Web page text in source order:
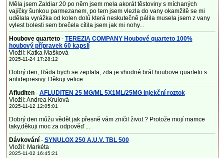
Měla jsem Zaldiar 20 po něm jsem mela akorát těstoviny s míchaných
vajíčky šunkou parmezanem, po tem jsem vlezla do vany okamžitě se mi
udělala vyrážka od kolen dolů která neskutečně pálila musela jsem z vany
vylest bolesti sem brečela cítila jsem jak mi nohy...
Houbove quarteto- TEREZIA COMPANY Houbové quarteto 100%
houbový přípravek 60 kapslí
Vložil: Katka Mašková
2025-11-24 17:28:12
Dobrý den, Ráda bych se zeptala, zda je vhodné brát houbove quarteto s
antidepresivy. Děkuji velice ...
Afluditen- AFLUDITEN 25 MG/ML 5X1ML/25MG Injekční roztok
Vložil: Andrea Krulová
2025-11-12 12:05:01
Dobrý den můžu vědět jak přesně vám zničil život ? Protože mojí mamce
taky,děkuji moc za odpověď ...
Dávkování - SYNULOX 250 A.U.V. TBL 500
Vložil: Markéta
2025-11-02 16:45:21